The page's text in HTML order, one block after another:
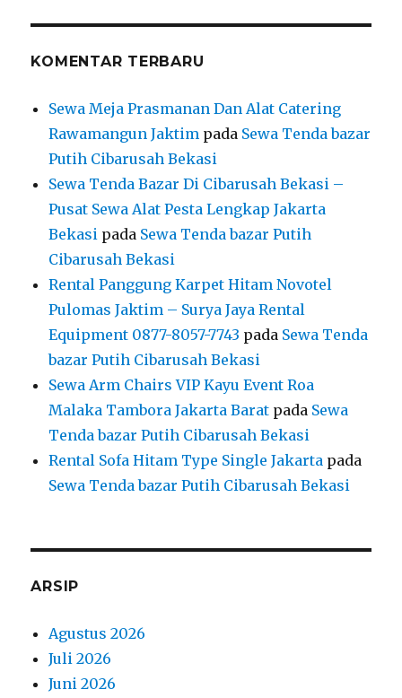
KOMENTAR TERBARU
Sewa Meja Prasmanan Dan Alat Catering
Rawamangun Jaktim pada Sewa Tenda bazar
Putih Cibarusah Bekasi
Sewa Tenda Bazar Di Cibarusah Bekasi –
Pusat Sewa Alat Pesta Lengkap Jakarta
Bekasi pada Sewa Tenda bazar Putih
Cibarusah Bekasi
Rental Panggung Karpet Hitam Novotel
Pulomas Jaktim – Surya Jaya Rental
Equipment 0877-8057-7743 pada Sewa Tenda
bazar Putih Cibarusah Bekasi
Sewa Arm Chairs VIP Kayu Event Roa
Malaka Tambora Jakarta Barat pada Sewa
Tenda bazar Putih Cibarusah Bekasi
Rental Sofa Hitam Type Single Jakarta pada
Sewa Tenda bazar Putih Cibarusah Bekasi
ARSIP
Agustus 2026
Juli 2026
Juni 2026